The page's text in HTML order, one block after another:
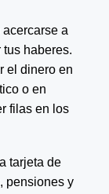
a
tus haberes.
el dinero en
o en
filas en los
tarjeta de
pensiones y